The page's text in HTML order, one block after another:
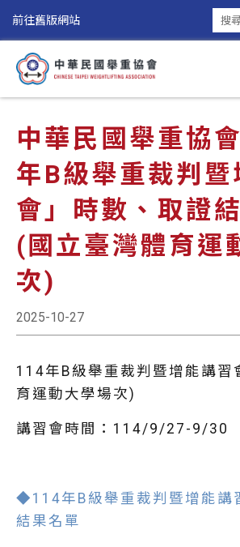
前往舊版網站
中華民國舉重協
年B級舉重裁判暨
會」時數、取證
(國立臺灣體育運
次)
2025-10-27
114年B級舉重裁判暨增能講習
育運動大學場次)
講習會時間：114/9/27-9/30
◆114年B級舉重裁判暨增能講
結果名單